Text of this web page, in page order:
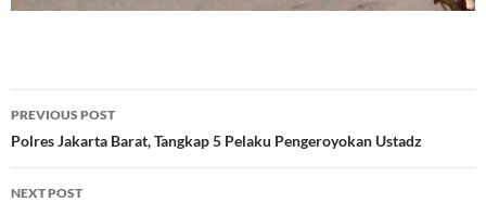
Post
navigation
PREVIOUS POST
Polres Jakarta Barat, Tangkap 5 Pelaku Pengeroyokan Ustadz
NEXT POST